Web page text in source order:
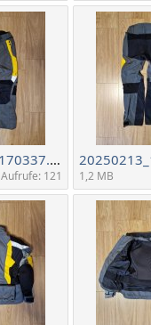
20250213_170337.jpg
Aufrufe: 121 1,2 MB